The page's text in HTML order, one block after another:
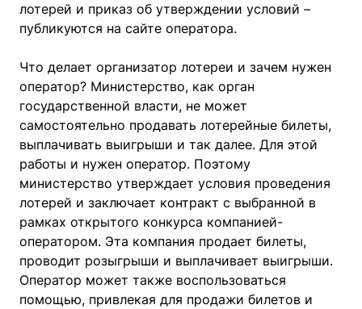
лотерей и приказ об утверждении условий –
публикуются на сайте оператора.
Что делает организатор лотереи и зачем нужен
оператор? Министерство, как орган
государственной власти, не может
самостоятельно продавать лотерейные билеты,
выплачивать выигрыши и так далее. Для этой
работы и нужен оператор. Поэтому
министерство утверждает условия проведения
лотерей и заключает контракт с выбранной в
рамках открытого конкурса компанией-
оператором. Эта компания продает билеты,
проводит розыгрыши и выплачивает выигрыши.
Оператор может также воспользоваться
помощью, привлекая для продажи билетов и